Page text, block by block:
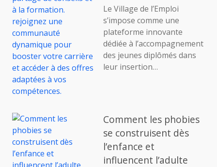
Le Village de l’Emploi
s’impose comme une
plateforme innovante
dédiée à l’accompagnement
des jeunes diplômés dans
leur insertion…
Comment les phobies
se construisent dès
l’enfance et
influencent l’adulte